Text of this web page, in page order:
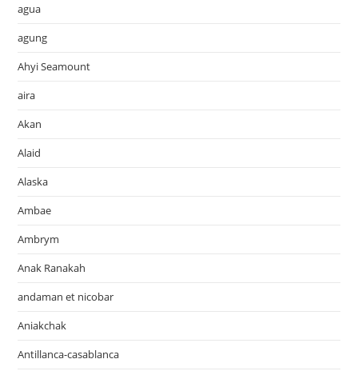
agua
agung
Ahyi Seamount
aira
Akan
Alaid
Alaska
Ambae
Ambrym
Anak Ranakah
andaman et nicobar
Aniakchak
Antillanca-casablanca